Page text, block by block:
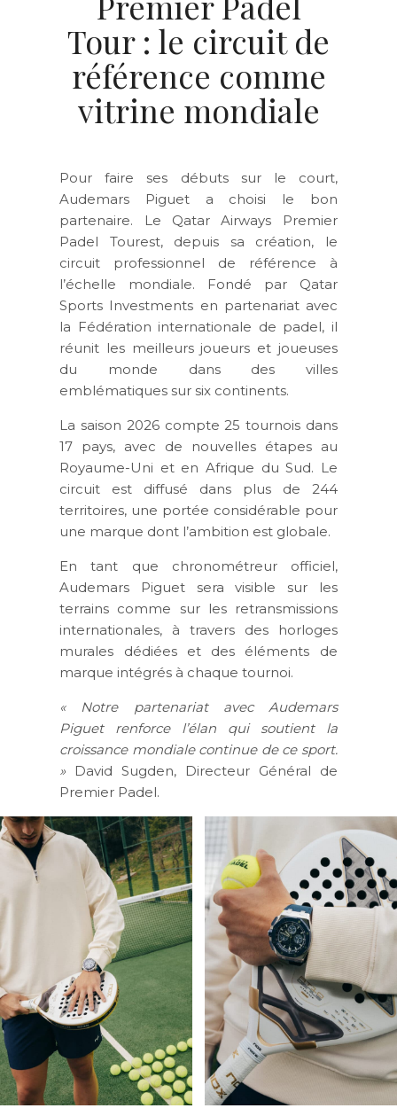
Tour : le circuit de
référence comme
vitrine mondiale
Pour faire ses débuts sur le court,
Audemars Piguet a choisi le bon
partenaire. Le Qatar Airways Premier
Padel Tourest, depuis sa création, le
circuit professionnel de référence à
l’échelle mondiale. Fondé par Qatar
Sports Investments en partenariat avec
la Fédération internationale de padel, il
réunit les meilleurs joueurs et joueuses
du monde dans des villes
emblématiques sur six continents.
La saison 2026 compte 25 tournois dans
17 pays, avec de nouvelles étapes au
Royaume-Uni et en Afrique du Sud. Le
circuit est diffusé dans plus de 244
territoires, une portée considérable pour
une marque dont l’ambition est globale.
En tant que chronométreur officiel,
Audemars Piguet sera visible sur les
terrains comme sur les retransmissions
internationales, à travers des horloges
murales dédiées et des éléments de
marque intégrés à chaque tournoi.
« Notre partenariat avec Audemars
Piguet renforce l’élan qui soutient la
croissance mondiale continue de ce sport.
» David Sugden, Directeur Général de
Premier Padel.